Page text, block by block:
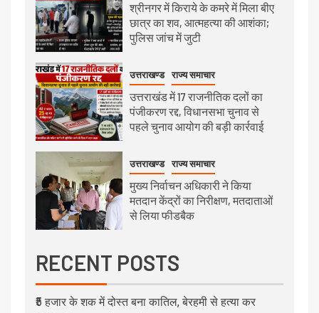
श्रीनगर में किराये के कमरे में मिला बीए
छात्र का शव, आत्महत्या की आशंका;
पुलिस जांच में जुटी
उत्तराखण्ड राज्य समाचार
उत्तराखंड में 17 राजनीतिक दलों का
पंजीकरण रद्द, विधानसभा चुनाव से
पहले चुनाव आयोग की बड़ी कार्रवाई
उत्तराखण्ड राज्य समाचार
मुख्य निर्वाचन अधिकारी ने किया
मतदान केंद्रों का निरीक्षण, मतदाताओं
से लिया फीडबैक
RECENT POSTS
₹5 हजार के शक में दोस्त बना कातिल, बेरहमी से हत्या कर